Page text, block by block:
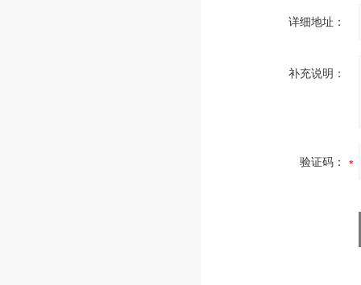
详细地址：
补充说明：
验证码：